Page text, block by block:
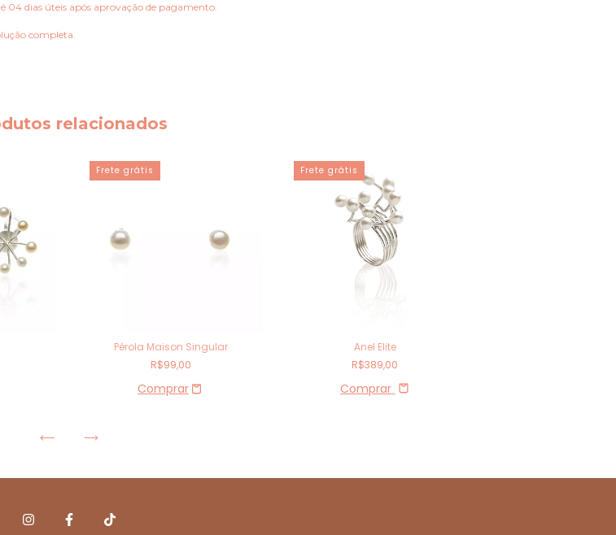
04 dias úteis após aprovação de pagamento.
completa.
relacionados
Frete grátis
Pérola Maison Singular
R$99,00
Frete grátis
Anel Elite
R$389,00
Comprar